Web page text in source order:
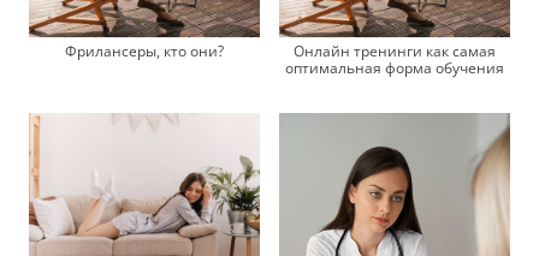
Фрилансеры, кто они?
Онлайн тренинги как самая
оптимальная форма обучения